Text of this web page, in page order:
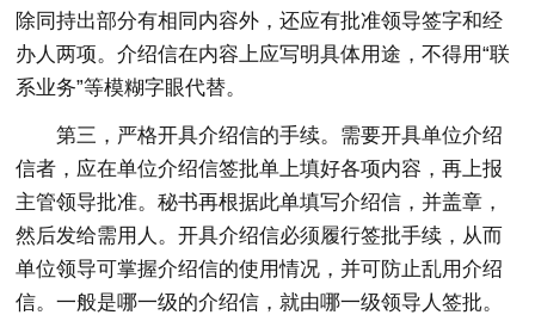
除同持出部分有相同内容外，还应有批准领导签字和经
办人两项。介绍信在内容上应写明具体用途，不得用“联
系业务”等模糊字眼代替。
第三，严格开具介绍信的手续。需要开具单位介绍
信者，应在单位介绍信签批单上填好各项内容，再上报
主管领导批准。秘书再根据此单填写介绍信，并盖章，
然后发给需用人。开具介绍信必须履行签批手续，从而
单位领导可掌握介绍信的使用情况，并可防止乱用介绍
信。一般是哪一级的介绍信，就由哪一级领导人签批。